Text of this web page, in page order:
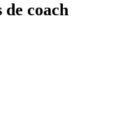
coach